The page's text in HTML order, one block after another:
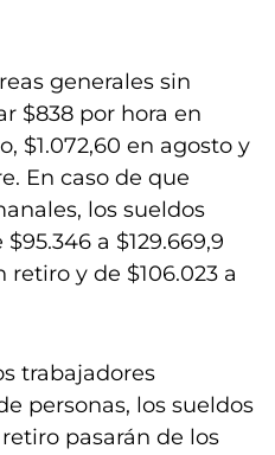
generales sin
$838 por hora en
$1.072,60 en agosto y
En caso de que
los sueldos
a $129.669,9
y de $106.023 a
trabajadores
personas, los sueldos
pasarán de los